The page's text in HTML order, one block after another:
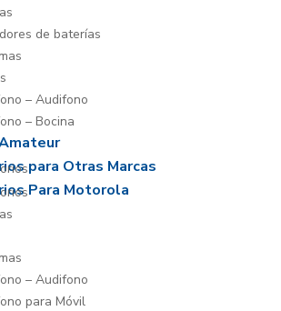
de baterías
– Audifono
– Bocina
para Otras Marcas
Para Motorola
– Audifono
para Móvil